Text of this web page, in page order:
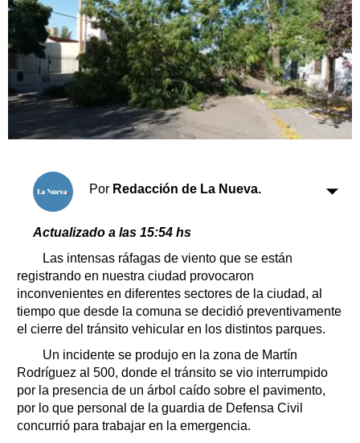
Espacio empresas
Sociedad y tiempo
libre
Sociedad
Tecnología
Turismo
Salud
Es viral
Cartón Lleno
Fúnebres
Suplementos
Servicios
Farmacias
Transportes
Loterías
Datos Útiles
Fúnebres
Edictos
Teléfonos de urgencia
Por Redacción de La Nueva.
Actualizado a las 15:54 hs
Las intensas ráfagas de viento que se están
registrando en nuestra ciudad provocaron
inconvenientes en diferentes sectores de la ciudad, al
tiempo que desde la comuna se decidió preventivamente
el cierre del tránsito vehicular en los distintos parques.
Un incidente se produjo en la zona de Martín
Rodríguez al 500, donde el tránsito se vio interrumpido
por la presencia de un árbol caído sobre el pavimento,
por lo que personal de la guardia de Defensa Civil
concurrió para trabajar en la emergencia.